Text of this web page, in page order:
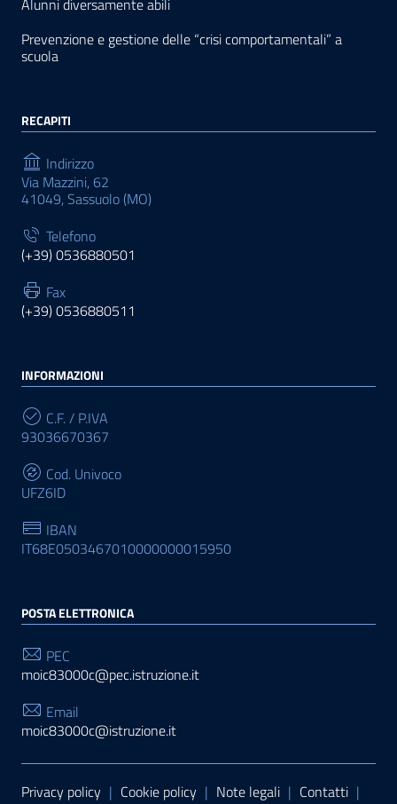
Alunni diversamente abili
Prevenzione e gestione delle “crisi comportamentali” a
scuola
RECAPITI
Indirizzo
Via Mazzini, 62
41049, Sassuolo (MO)
Telefono
(+39) 0536880501
Fax
(+39) 0536880511
INFORMAZIONI
C.F. / P.IVA
93036670367
Cod. Univoco
UFZ6ID
IBAN
IT68E0503467010000000015950
POSTA ELETTRONICA
PEC
moic83000c@pec.istruzione.it
Email
moic83000c@istruzione.it
Sezione Link Utili
Privacy policy | Cookie policy | Note legali | Contatti |